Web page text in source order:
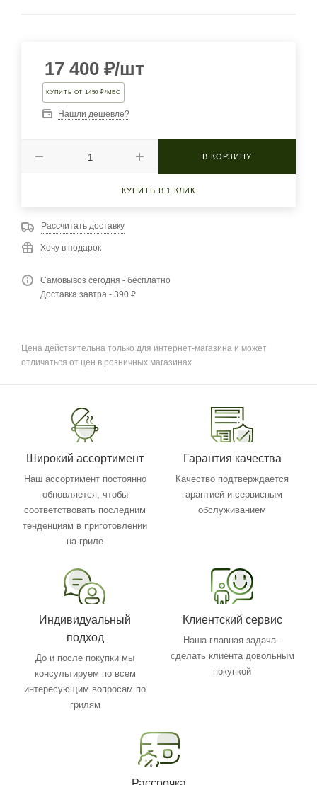
17 400 ₽/шт
КУПИТЬ ОТ 1450 ₽/МЕС
Нашли дешевле?
В КОРЗИНУ
КУПИТЬ В 1 КЛИК
Рассчитать доставку
Хочу в подарок
Самовывоз сегодня - бесплатно
Доставка завтра - 390 ₽
Цена действительна только для интернет-магазина и может
отличаться от цен в розничных магазинах
Широкий ассортимент
Наш ассортимент постоянно
обновляется, чтобы
соответствовать последним
тенденциям в приготовлении
на гриле
Гарантия качества
Качество подтверждается
гарантией и сервисным
обслуживанием
Индивидуальный
подход
До и после покупки мы
консультируем по всем
интересующим вопросам по
грилям
Клиентский сервис
Наша главная задача -
сделать клиента довольным
покупкой